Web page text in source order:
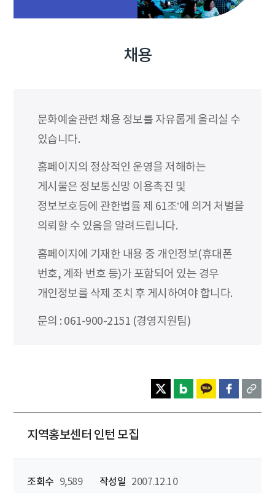
채용
문화예술관련 채용 정보를 자유롭게 올리실 수
있습니다.
홈페이지의 정상적인 운영을 저해하는
게시물은 정보통신망 이용촉진 및
정보보호등에 관한법률 제 61조’에 의거 처벌을
의뢰할 수 있음을 알려드립니다.
홈페이지에 기재한 내용 중 개인정보(휴대폰
번호, 계좌 번호 등)가 포함되어 있는 경우
개인정보를 삭제 조치 후 게시하여야 합니다.
문의 : 061-900-2151 (경영지원팀)
지역홍보센터 인턴 모집
조회수 9,589 작성일
2007.12.10